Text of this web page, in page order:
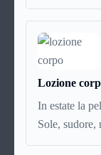
problemi a
cercare
possibile
scada. In
disdetta per
Lozione
In estate la
Sole, sudore,
condizionata